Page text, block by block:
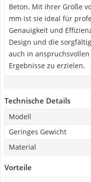
Beton. Mit ihrer Größe
mm ist sie ideal für
Genauigkeit und
Design und die
auch in
Ergebnisse zu erzielen.
Technische Details
Modell
Geringes Gewicht
Material
Vorteile